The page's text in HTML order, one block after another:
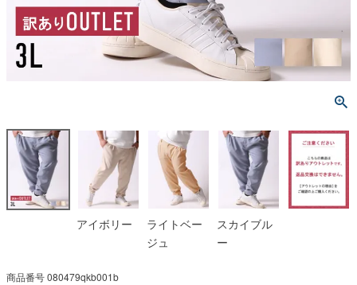
アイボリー
ライトベー
ジュ
スカイブル
ー
商品番号080479qkb001b